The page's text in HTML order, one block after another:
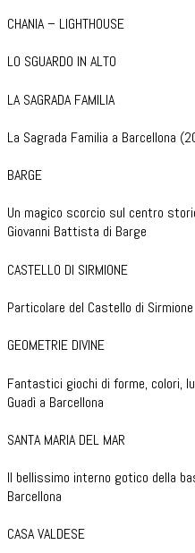
CHANIA – LIGHTHOUSE
LO SGUARDO IN ALTO
LA SAGRADA FAMILIA
La Sagrada Familia a Barcellona
BARGE
Un magico scorcio sul centro
Giovanni Battista di Barge
CASTELLO DI SIRMIONE
Particolare del Castello di Sirmione
GEOMETRIE DIVINE
Fantastici giochi di forme, colori,
Guadì a Barcellona
SANTA MARIA DEL MAR
Il bellissimo interno gotico della
Barcellona
CASA VALDESE